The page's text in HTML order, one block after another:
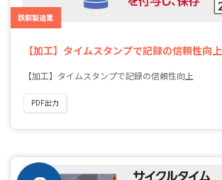
鉄鋼製造業
【加工】タイムスタンプで記録の信頼性向上
【加工】タイムスタンプで記録の信頼性向上
PDF出力